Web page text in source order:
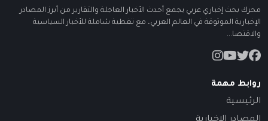
محرك بحث إخباري عربي يجمع أحدث الأخبار العاجلة والتقارير من أبرز المصادر
الإخبارية الموثوقة في العالم العربي، مع تغطية شاملة للأخبار السياسية
والاقتصا...
روابط مهمة
الرئيسية